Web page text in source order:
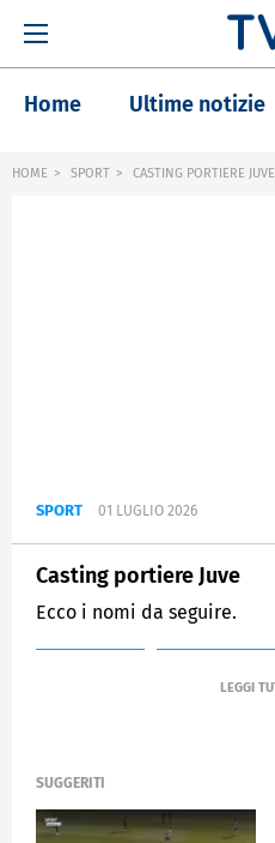
Home Ultime notizie
HOME SPORT CASTING PORTIERE JUVE
SPORT 01 LUGLIO 2026
Casting portiere Juve
Ecco i nomi da seguire.
SUGGERITI